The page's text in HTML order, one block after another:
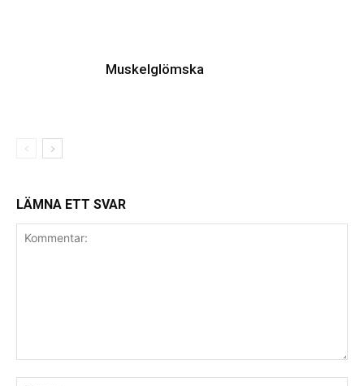
Muskelglömska
LÄMNA ETT SVAR